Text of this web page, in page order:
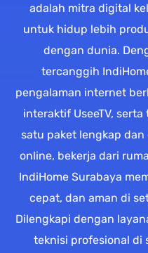
adalah mitra digital
untuk hidup lebih
dengan dunia.
tercanggih
pengalaman internet
interaktif UseeTV,
satu paket lengkap
online, bekerja dari
IndiHome Surabaya
cepat, dan aman di
Dilengkapi dengan
teknisi profesional di